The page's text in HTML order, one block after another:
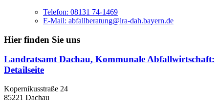
Telefon: 08131 74-1469
E-Mail: abfallberatung@lra-dah.bayern.de
Hier finden Sie uns
Landratsamt Dachau, Kommunale Abfallwirtschaft:
Detailseite
Kopernikusstraße 24
85221 Dachau